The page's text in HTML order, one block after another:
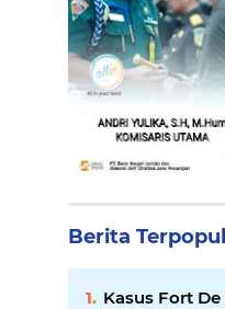
Berita
Kasus Fort